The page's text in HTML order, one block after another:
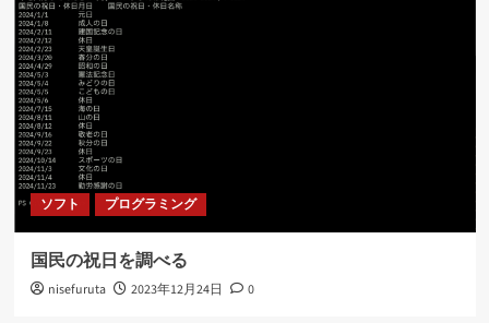
ソフト プログラミング
国民の祝日を調べる
nisefuruta 2023年12月24日 0